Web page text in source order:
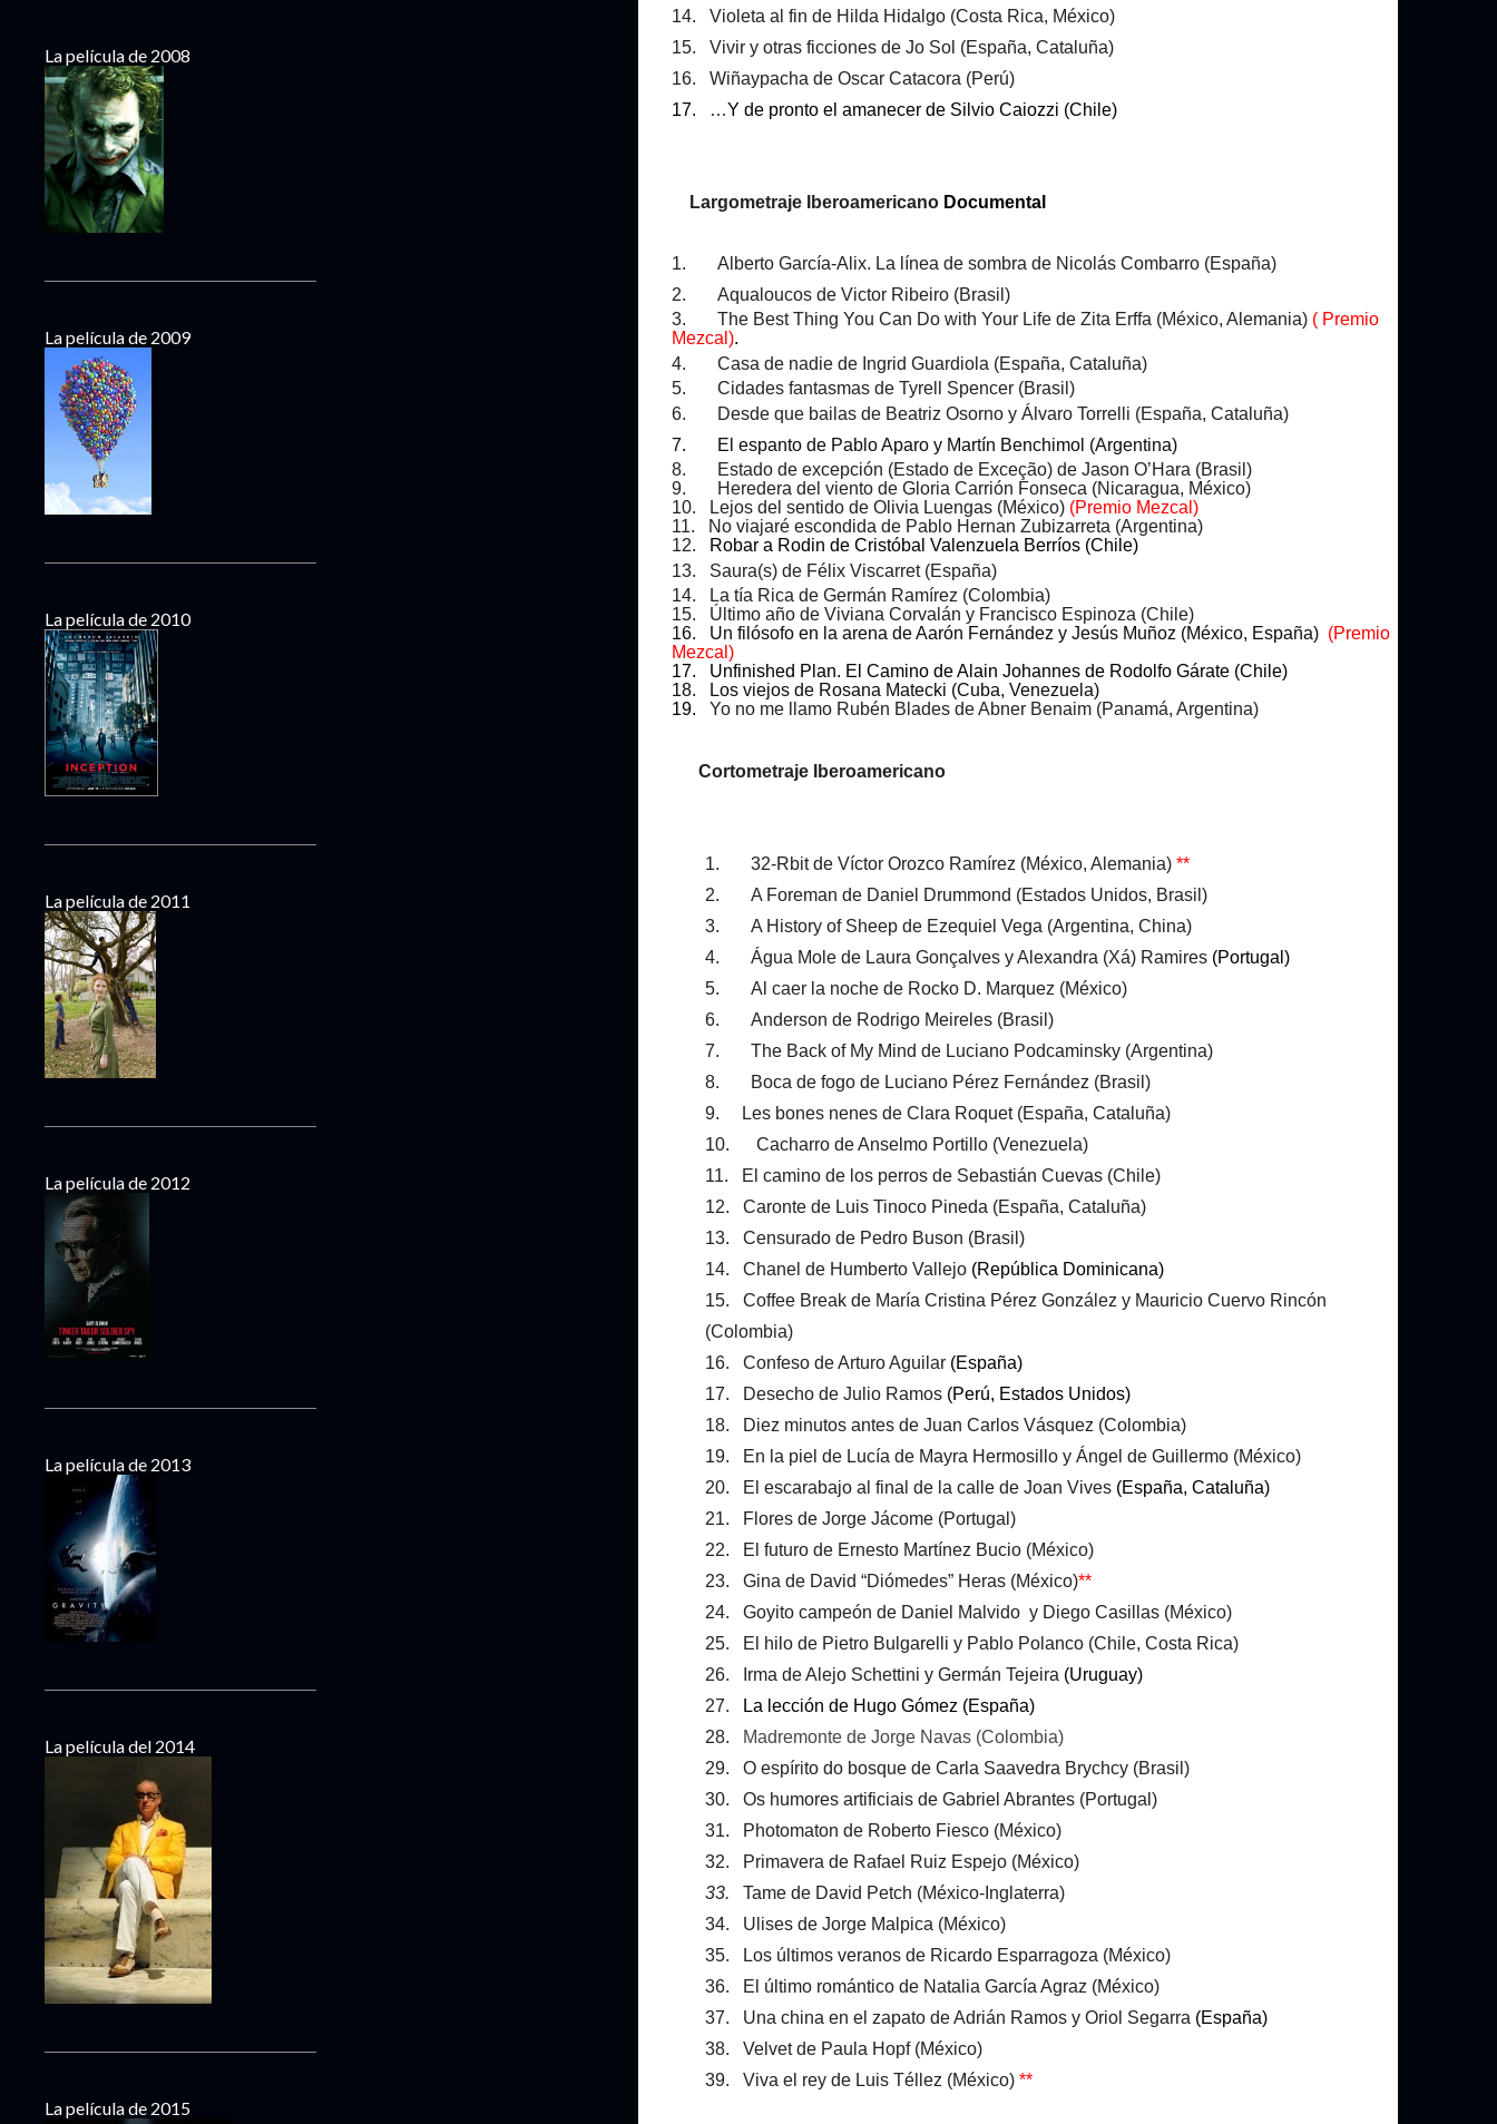
14. Violeta al fin de Hilda Hidalgo (Costa Rica, México)
15. Vivir y otras ficciones de Jo Sol (España, Cataluña)
16. Wiñaypacha de Oscar Catacora (Perú)
17.
…Y de pronto el amanecer de Silvio Caiozzi (Chile)
Largometraje Iberoamericano Documental
1. Alberto García-Alix. La línea de sombra de Nicolás Combarro (España)
2. Aqualoucos de Victor Ribeiro (Brasil)
3. The Best Thing You Can Do with Your Life de Zita Erffa (México, Alemania) ( Premio
Mezcal).
4. Casa de nadie de Ingrid Guardiola (España, Cataluña)
5. Cidades fantasmas de Tyrell Spencer (Brasil)
6. Desde que bailas de Beatriz Osorno y Álvaro Torrelli (España, Cataluña)
7. El espanto de Pablo Aparo y Martín Benchimol (Argentina)
8. Estado de excepción (Estado de Exceção) de Jason O’Hara (Brasil)
9. Heredera del viento de Gloria Carrión Fonseca (Nicaragua, México)
10. Lejos del sentido de Olivia Luengas (México) (Premio Mezcal)
11. No viajaré escondida de Pablo Hernan Zubizarreta (Argentina)
12.
Robar a Rodin de Cristóbal Valenzuela Berríos (Chile)
13. Saura(s) de Félix Viscarret (España)
14. La tía Rica de Germán Ramírez (Colombia)
15. Último año de Viviana Corvalán y Francisco Espinoza (Chile)
16. Un filósofo en la arena de Aarón Fernández y Jesús Muñoz (México, España) (Premio
Mezcal)
17. Unfinished Plan. El Camino de Alain Johannes de Rodolfo Gárate (Chile)
18. Los viejos de Rosana Matecki (Cuba, Venezuela)
19. Yo no me llamo Rubén Blades de Abner Benaim (Panamá, Argentina)
Cortometraje Iberoamericano
1. 32-Rbit de Víctor Orozco Ramírez (México, Alemania) **
2. A Foreman de Daniel Drummond (Estados Unidos, Brasil)
3. A History of Sheep de Ezequiel Vega (Argentina, China)
4. Água Mole de Laura Gonçalves y Alexandra (Xá) Ramires (Portugal)
5. Al caer la noche de Rocko D. Marquez (México)
6. Anderson de Rodrigo Meireles (Brasil)
7. The Back of My Mind de Luciano Podcaminsky (Argentina)
8. Boca de fogo de Luciano Pérez Fernández (Brasil)
9.
Les bones nenes de Clara Roquet (España, Cataluña)
10. Cacharro de Anselmo Portillo (Venezuela)
11. El camino de los perros de Sebastián Cuevas (Chile)
12. Caronte de Luis Tinoco Pineda (España, Cataluña)
13. Censurado de Pedro Buson (Brasil)
14. Chanel de Humberto Vallejo (República Dominicana)
15. Coffee Break de María Cristina Pérez González y Mauricio Cuervo Rincón
(Colombia)
16. Confeso de Arturo Aguilar (España)
17. Desecho de Julio Ramos (Perú, Estados Unidos)
18. Diez minutos antes de Juan Carlos Vásquez (Colombia)
19. En la piel de Lucía de Mayra Hermosillo y Ángel de Guillermo (México)
20. El escarabajo al final de la calle de Joan Vives (España, Cataluña)
21. Flores de Jorge Jácome (Portugal)
22. El futuro de Ernesto Martínez Bucio (México)
23. Gina de David “Diómedes” Heras (México)**
24. Goyito campeón de Daniel Malvido y Diego Casillas (México)
25. El hilo de Pietro Bulgarelli y Pablo Polanco (Chile, Costa Rica)
26. Irma de Alejo Schettini y Germán Tejeira (Uruguay)
27.
La lección de Hugo Gómez (España)
28.
Madremonte de Jorge Navas (Colombia)
29. O espírito do bosque de Carla Saavedra Brychcy (Brasil)
30. Os humores artificiais de Gabriel Abrantes (Portugal)
31. Photomaton de Roberto Fiesco (México)
32. Primavera de Rafael Ruiz Espejo (México)
33. Tame de David Petch (México-Inglaterra)
34. Ulises de Jorge Malpica (México)
35. Los últimos veranos de Ricardo Esparragoza (México)
36. El último romántico de Natalia García Agraz (México)
37. Una china en el zapato de Adrián Ramos y Oriol Segarra (España)
38. Velvet de Paula Hopf (México)
39. Viva el rey de Luis Téllez (México) **
La película de 2008
La película de 2009
La película de 2010
La película de 2011
La película de 2012
La película de 2013
La película del 2014
La película de 2015